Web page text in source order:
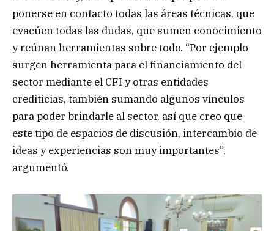
ponerse en contacto todas las áreas técnicas, que
evacúen todas las dudas, que sumen conocimiento
y reúnan herramientas sobre todo. “Por ejemplo
surgen herramienta para el financiamiento del
sector mediante el CFI y otras entidades
crediticias, también sumando algunos vínculos
para poder brindarle al sector, así que creo que
este tipo de espacios de discusión, intercambio de
ideas y experiencias son muy importantes”,
argumentó.